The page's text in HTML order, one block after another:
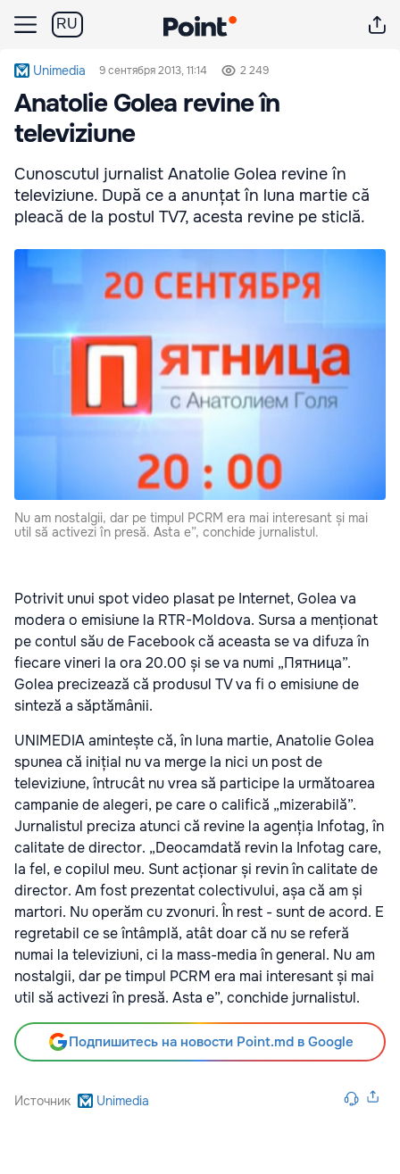
RU
Unimedia 9 сентября 2013, 11:14 2 249
Anatolie Golea revine în
televiziune
Cunoscutul jurnalist Anatolie Golea revine în
televiziune. După ce a anunțat în luna martie că
pleacă de la postul TV7, acesta revine pe sticlă.
Nu am nostalgii, dar pe timpul PCRM era mai interesant și mai
util să activezi în presă. Asta e”, conchide jurnalistul.
Potrivit unui spot video plasat pe Internet, Golea va
modera o emisiune la RTR-Moldova. Sursa a menționat
pe contul său de Facebook că aceasta se va difuza în
fiecare vineri la ora 20.00 și se va numi „Пятница”.
Golea precizează că produsul TV va fi o emisiune de
sinteză a săptămânii.
UNIMEDIA amintește că, în luna martie, Anatolie Golea
spunea că inițial nu va merge la nici un post de
televiziune, întrucât nu vrea să participe la următoarea
campanie de alegeri, pe care o califică „mizerabilă”.
Jurnalistul preciza atunci că revine la agenția Infotag, în
calitate de director. „Deocamdată revin la Infotag care,
la fel, e copilul meu. Sunt acționar și revin în calitate de
director. Am fost prezentat colectivului, așa că am și
martori. Nu operăm cu zvonuri. În rest - sunt de acord. E
regretabil ce se întâmplă, atât doar că nu se referă
numai la televiziuni, ci la mass-media în general. Nu am
nostalgii, dar pe timpul PCRM era mai interesant și mai
util să activezi în presă. Asta e”, conchide jurnalistul.
Подпишитесь на новости Point.md в Google
Источник Unimedia